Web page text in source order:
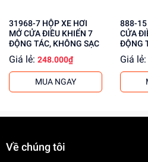
31968-7 HỘP XE HƠI
MỞ CỬA ĐIỀU KHIỂN 7
ĐỘNG TÁC, KHÔNG SẠC
Giá lẻ: 248.000₫
MUA NGAY
888-15 HỘP XE HƠI MỞ
CỬA
ĐỘNG
Giá lẻ:
Về chúng tôi